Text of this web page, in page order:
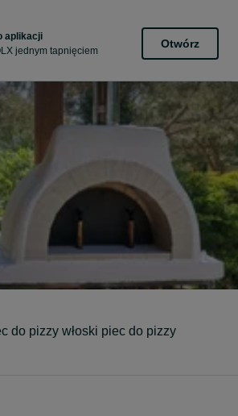
aplikacji
jednym tapnięciem
Otwórz
do pizzy włoski piec do pizzy